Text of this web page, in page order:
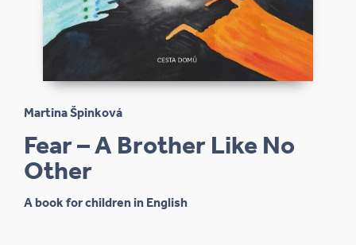
Martina Špinková
Fear – A Brother Like No
Other
A book for children in English